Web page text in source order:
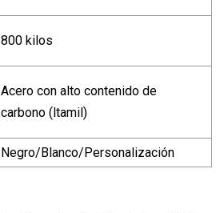
800 kilos
Acero con alto contenido de
carbono (ltamil)
Negro/Blanco/Personalización